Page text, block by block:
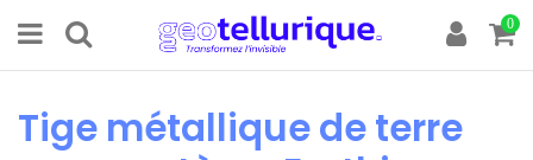
0
Tige métallique de terre